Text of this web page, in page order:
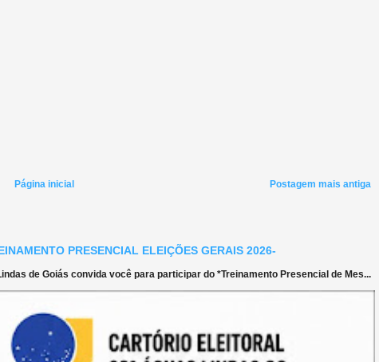
Postagem mais antiga
Página inicial
PRESENCIAL ELEIÇÕES GERAIS 2026-
de Goiás convida você para participar do *Treinamento Presencial de Mes...